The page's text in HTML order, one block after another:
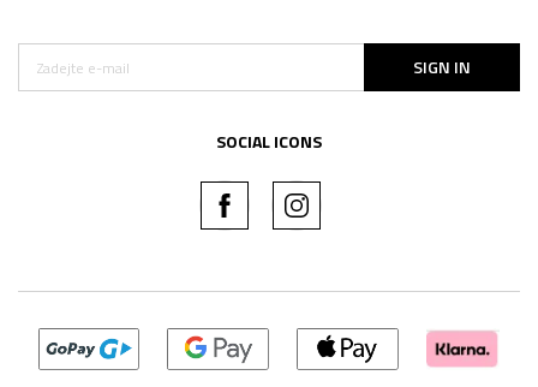
SIGN IN
SOCIAL ICONS